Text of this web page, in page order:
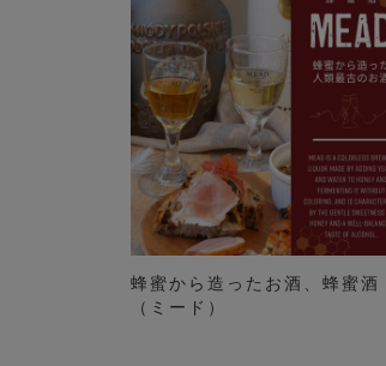
蜂蜜から造ったお酒、蜂蜜酒
（ミード）